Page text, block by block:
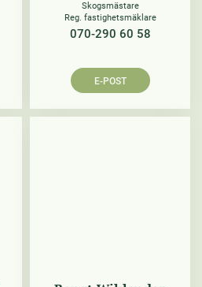
Skogsmästare
Reg. fastighetsmäklare
070-290 60 58
E-POST